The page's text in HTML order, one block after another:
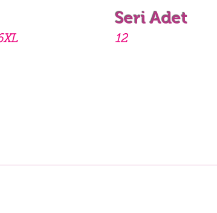
Seri Adet
12